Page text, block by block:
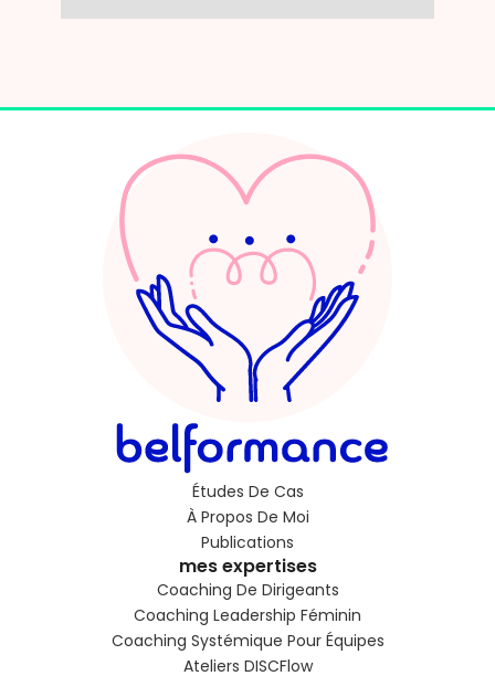
Études De Cas
À Propos De Moi
Publications
mes expertises
Coaching De Dirigeants
Coaching Leadership Féminin
Coaching Systémique Pour Équipes
Ateliers DISCFlow